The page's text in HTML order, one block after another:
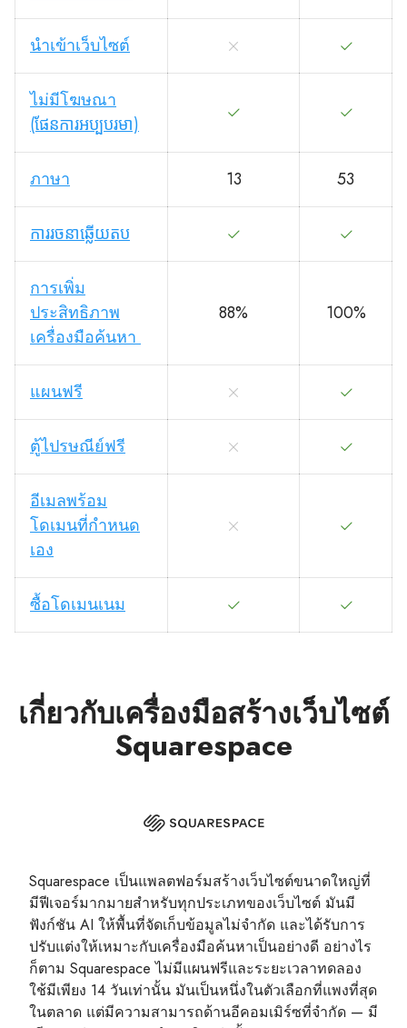
นำเข้าเว็บไซต์
ไม่มีโฆษณา
(ផែនការអប្បបរមា)
ภาษา 13 53
ការរចនាឆ្លើយតប
การเพิ่ม
ประสิทธิภาพ
เครื่องมือค้นหา
88% 100%
แผนฟรี
ตู้ไปรษณีย์ฟรี
อีเมลพร้อม
โดเมนที่กำหนด
เอง
ซื้อโดเมนเนม
เกี่ยวกับเครื่องมือสร้างเว็บไซต์
Squarespace
Squarespace เป็นแพลตฟอร์มสร้างเว็บไซต์ขนาดใหญ่ที่
มีฟีเจอร์มากมายสำหรับทุกประเภทของเว็บไซต์ มันมี
ฟังก์ชัน AI ให้พื้นที่จัดเก็บข้อมูลไม่จำกัด และได้รับการ
ปรับแต่งให้เหมาะกับเครื่องมือค้นหาเป็นอย่างดี อย่างไร
ก็ตาม Squarespace ไม่มีแผนฟรีและระยะเวลาทดลอง
ใช้มีเพียง 14 วันเท่านั้น มันเป็นหนึ่งในตัวเลือกที่แพงที่สุด
ในตลาด แต่มีความสามารถด้านอีคอมเมิร์ซที่จำกัด — มี